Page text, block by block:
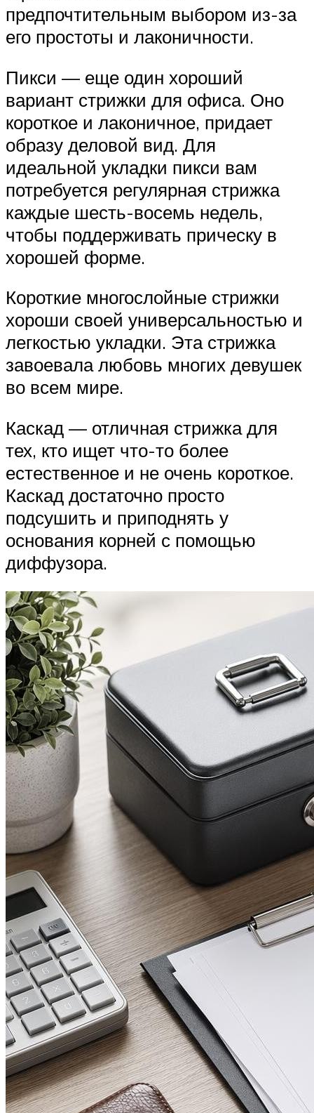
предпочтительным выбором из-за
его простоты и лаконичности.
Пикси — еще один хороший
вариант стрижки для офиса. Оно
короткое и лаконичное, придает
образу деловой вид. Для
идеальной укладки пикси вам
потребуется регулярная стрижка
каждые шесть-восемь недель,
чтобы поддерживать прическу в
хорошей форме.
Короткие многослойные стрижки
хороши своей универсальностью и
легкостью укладки. Эта стрижка
завоевала любовь многих девушек
во всем мире.
Каскад — отличная стрижка для
тех, кто ищет что-то более
естественное и не очень короткое.
Каскад достаточно просто
подсушить и приподнять у
основания корней с помощью
диффузора.